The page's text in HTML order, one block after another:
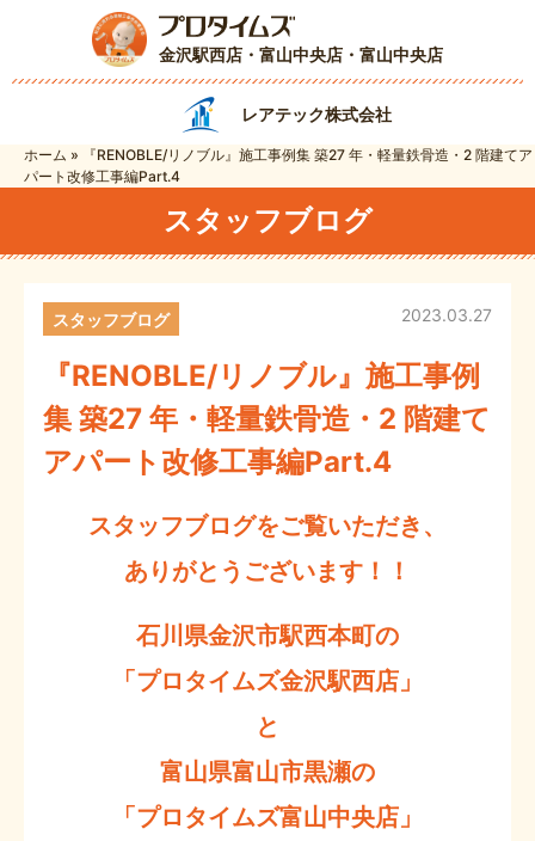
金沢駅西店・富山中央店 ・富山中央店
レアテック株式会社
ホーム »
『RENOBLE/リノブル』施工事例集 築27 年・軽量鉄骨造・2 階建てア
パート改修工事編Part.4
スタッフブログ
『RENOBLE/リノブル』施工事例
集 築27 年・軽量鉄骨造・2 階建て
アパート改修工事編Part.4
2023.03.27
スタッフブログ
スタッフブログをご覧いただき、
ありがとうございます！！
石川県金沢市駅西本町の
「プロタイムズ金沢駅西店」
と
富山県富山市黒瀬の
「プロタイムズ富山中央店」